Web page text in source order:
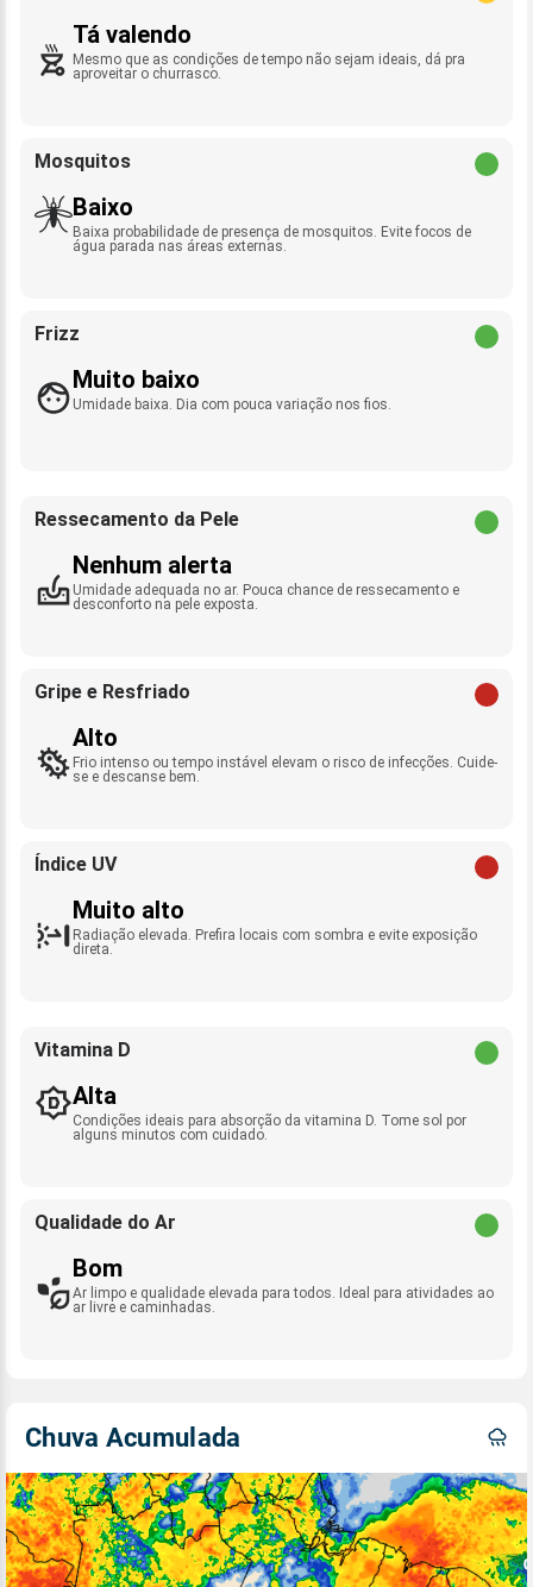
Tá valendo
Mesmo que as condições de tempo não sejam ideais, dá pra
aproveitar o churrasco.
Mosquitos
Baixo
Baixa probabilidade de presença de mosquitos. Evite focos de
água parada nas áreas externas.
Frizz
Muito baixo
Umidade baixa. Dia com pouca variação nos fios.
Ressecamento da Pele
Nenhum alerta
Umidade adequada no ar. Pouca chance de ressecamento e
desconforto na pele exposta.
Gripe e Resfriado
Alto
Frio intenso ou tempo instável elevam o risco de infecções. Cuide-
se e descanse bem.
Índice UV
Muito alto
Radiação elevada. Prefira locais com sombra e evite exposição
direta.
Vitamina D
Alta
Condições ideais para absorção da vitamina D. Tome sol por
alguns minutos com cuidado.
Qualidade do Ar
Bom
Ar limpo e qualidade elevada para todos. Ideal para atividades ao
ar livre e caminhadas.
Chuva Acumulada